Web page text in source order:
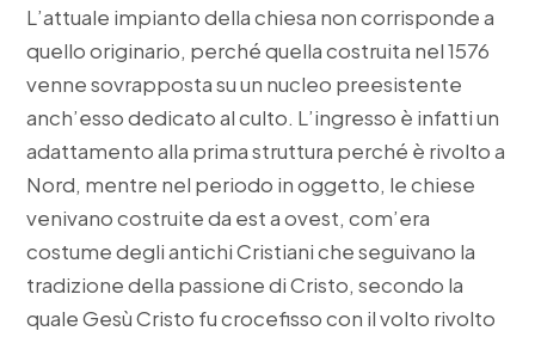
L’attuale impianto della chiesa non corrisponde a
quello originario, perché quella costruita nel 1576
venne sovrapposta su un nucleo preesistente
anch’esso dedicato al culto. L’ingresso è infatti un
adattamento alla prima struttura perché è rivolto a
Nord, mentre nel periodo in oggetto, le chiese
venivano costruite da est a ovest, com’era
costume degli antichi Cristiani che seguivano la
tradizione della passione di Cristo, secondo la
quale Gesù Cristo fu crocefisso con il volto rivolto